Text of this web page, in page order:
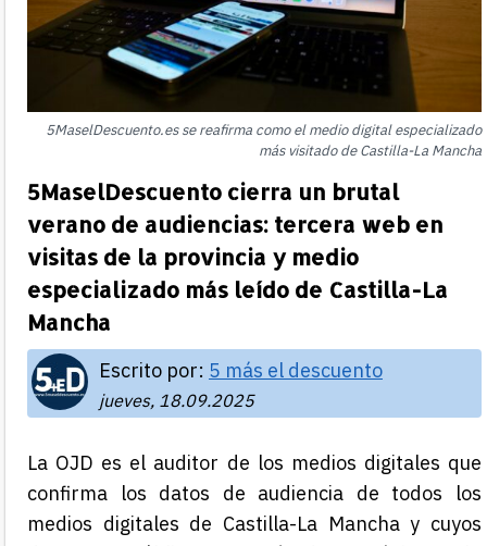
5MaselDescuento.es se reafirma como el medio digital especializado
más visitado de Castilla-La Mancha
5MaselDescuento cierra un brutal
verano de audiencias: tercera web en
visitas de la provincia y medio
especializado más leído de Castilla-La
Mancha
Escrito por: 5 más el descuento
jueves, 18.09.2025
La OJD es el auditor de los medios digitales que
confirma los datos de audiencia de todos los
medios digitales de Castilla-La Mancha y cuyos